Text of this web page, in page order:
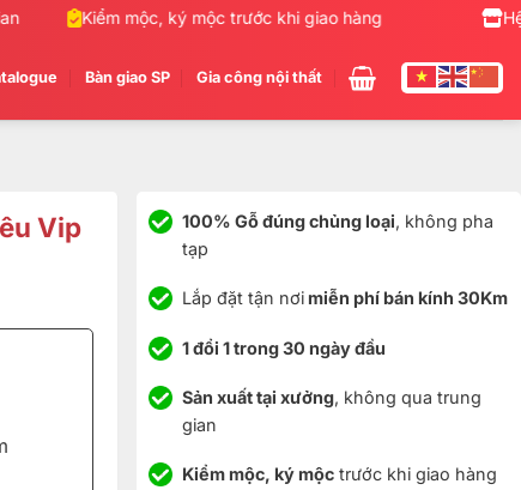
Kiểm mộc, ký mộc trước khi giao hàng Nhận gia
Bàn giao SP Gia công nội thất
100% Gỗ đúng chủng loại, không pha
tạp
Lắp đặt tận nơimiễn phí bán kính 30Km
1 đổi 1 trong 30 ngày đầu
Sản xuất tại xưởng, không qua trung
gian
Kiểm mộc, ký mộctrước khi giao hàng
Vip